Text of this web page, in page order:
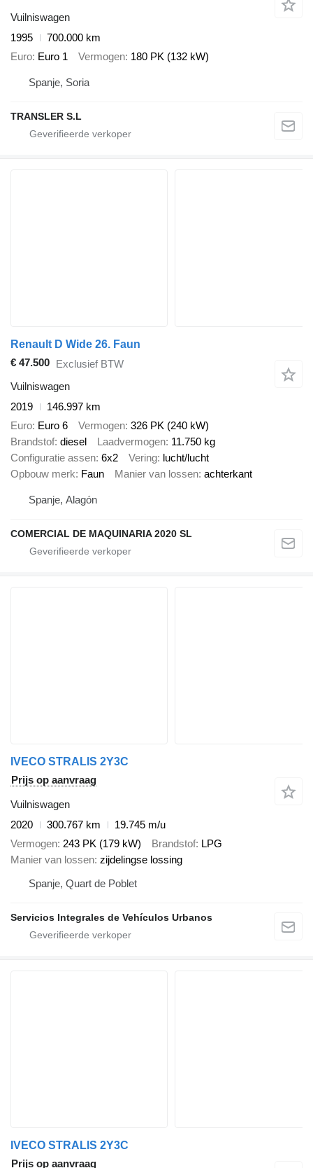
Vuilniswagen
1995
700.000 km
Euro Euro 1 Vermogen 180 PK (132 kW)
Spanje, Soria
TRANSLER S.L
Renault D Wide 26. Faun
€ 47.500 Exclusief BTW
Vuilniswagen
2019
146.997 km
Euro Euro 6 Vermogen 326 PK (240 kW)
Brandstof diesel Laadvermogen 11.750 kg
Configuratie assen 6x2 Vering lucht/lucht
Opbouw merk Faun Manier van lossen achterkant
Spanje, Alagón
COMERCIAL DE MAQUINARIA 2020 SL
IVECO STRALIS 2Y3C
Prijs op aanvraag
Vuilniswagen
2020
300.767 km
19.745 m/u
Vermogen 243 PK (179 kW) Brandstof LPG
Manier van lossen zijdelingse lossing
Spanje, Quart de Poblet
Servicios Integrales de Vehículos Urbanos
IVECO STRALIS 2Y3C
Prijs op aanvraag